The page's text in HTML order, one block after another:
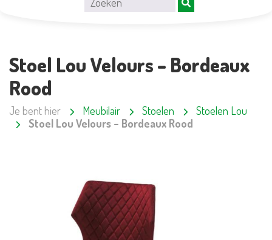
Stoel Lou Velours – Bordeaux
Rood
Je bent hier Meubilair Stoelen
Stoelen Lou
Stoel Lou Velours – Bordeaux Rood